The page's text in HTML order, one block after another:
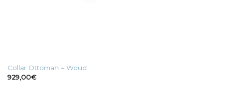
Collar Ottoman – Woud
929,00€